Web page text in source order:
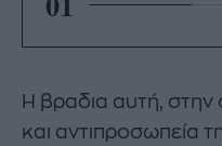
Η βραδια αυτή,
και αντιπροσωπεία